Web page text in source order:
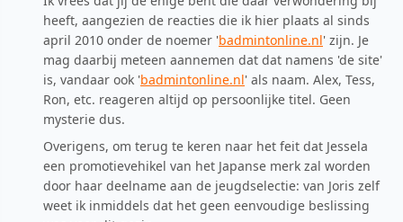
heeft, aangezien de reacties die ik hier plaats al sinds
april 2010 onder de noemer 'badmintonline.nl' zijn. Je
mag daarbij meteen aannemen dat dat namens 'de site'
is, vandaar ook 'badmintonline.nl' als naam. Alex, Tess,
Ron, etc. reageren altijd op persoonlijke titel. Geen
mysterie dus.
Overigens, om terug te keren naar het feit dat Jessela
een promotievehikel van het Japanse merk zal worden
door haar deelname aan de jeugdselectie: van Joris zelf
weet ik inmiddels dat het geen eenvoudige beslissing